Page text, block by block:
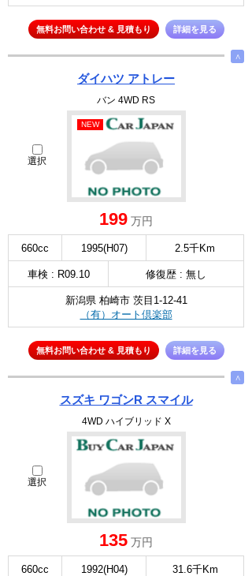
無料お問い合わせ & 見積もり 詳細を見る
∧
ダイハツ アトレー
バン 4WD RS
選択
NEW
199 万円
660cc 1995(H07) 2.5千Km
車検 : R09.10 修復歴 : 無し
新潟県 柏崎市 茨目1-12-41
（有）オート倶楽部
無料お問い合わせ & 見積もり 詳細を見る
∧
スズキ ワゴンR スマイル
4WD ハイブリッド X
選択
135 万円
660cc 1992(H04) 31.6千Km